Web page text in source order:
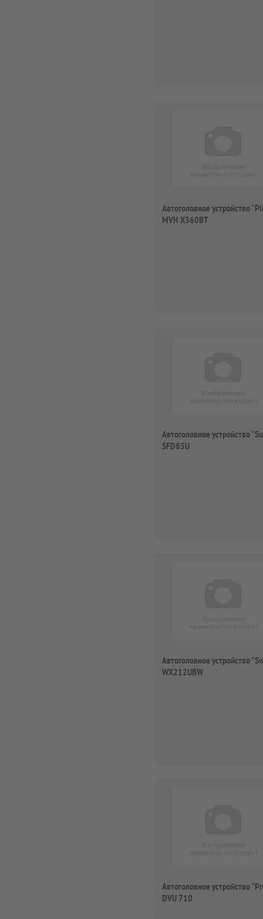
Автоголовное устройство
MVH X360BT
Автоголовное устройство
SFD85U
Автоголовное устройство
WX212UBW
Автоголовное устройство
DVU 710